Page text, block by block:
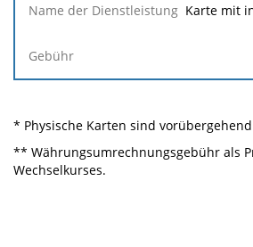
Karte mit
* Physische Karten sind
** Währungsumrechnungsgebühr als
Wechselkurses.